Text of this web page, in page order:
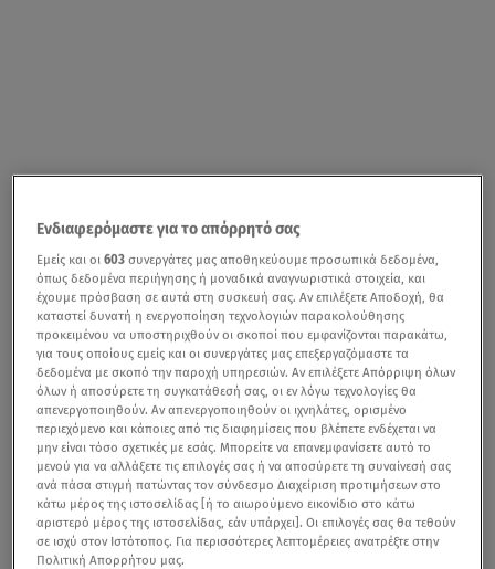
Ενδιαφερόμαστε για το απόρρητό σας
Εμείς και οι603 συνεργάτες μας αποθηκεύουμε προσωπικά δεδομένα,
όπως δεδομένα περιήγησης ή μοναδικά αναγνωριστικά στοιχεία, και
έχουμε πρόσβαση σε αυτά στη συσκευή σας. Αν επιλέξετε Αποδοχή, θα
καταστεί δυνατή η ενεργοποίηση τεχνολογιών παρακολούθησης
προκειμένου να υποστηριχθούν οι σκοποί που εμφανίζονται παρακάτω,
για τους οποίους εμείς και οι συνεργάτες μας επεξεργαζόμαστε τα
δεδομένα με σκοπό την παροχή υπηρεσιών. Αν επιλέξετε Απόρριψη όλων
όλων ή αποσύρετε τη συγκατάθεσή σας, οι εν λόγω τεχνολογίες θα
απενεργοποιηθούν. Αν απενεργοποιηθούν οι ιχνηλάτες, ορισμένο
περιεχόμενο και κάποιες από τις διαφημίσεις που βλέπετε ενδέχεται να
μην είναι τόσο σχετικές με εσάς. Μπορείτε να επανεμφανίσετε αυτό το
μενού για να αλλάξετε τις επιλογές σας ή να αποσύρετε τη συναίνεσή σας
ανά πάσα στιγμή πατώντας τον σύνδεσμο Διαχείριση προτιμήσεων στο
κάτω μέρος της ιστοσελίδας [ή το αιωρούμενο εικονίδιο στο κάτω
αριστερό μέρος της ιστοσελίδας, εάν υπάρχει]. Οι επιλογές σας θα τεθούν
σε ισχύ στον Ιστότοπος. Για περισσότερες λεπτομέρειες ανατρέξτε στην
Πολιτική Απορρήτου μας.